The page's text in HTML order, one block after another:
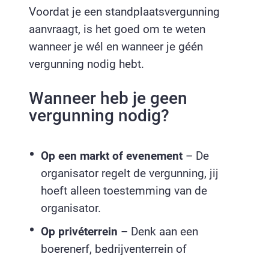
Voordat je een standplaatsvergunning
aanvraagt, is het goed om te weten
wanneer je wél en wanneer je géén
vergunning nodig hebt.
Wanneer heb je geen
vergunning nodig?
Op een markt of evenement – De
organisator regelt de vergunning, jij
hoeft alleen toestemming van de
organisator.
Op privéterrein – Denk aan een
boerenerf, bedrijventerrein of